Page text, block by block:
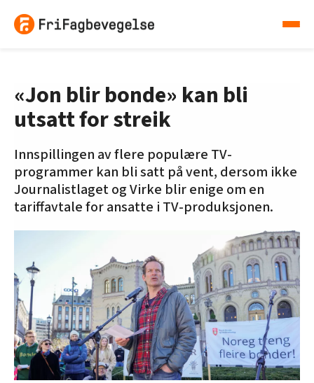
«Jon blir bonde» kan bli
utsatt for streik
Innspillingen av flere populære TV-
programmer kan bli satt på vent, dersom ikke
Journalistlaget og Virke blir enige om en
tariffavtale for ansatte i TV-produksjonen.